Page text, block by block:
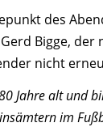
des
Bigge, der
nicht
Jahre alt und
im